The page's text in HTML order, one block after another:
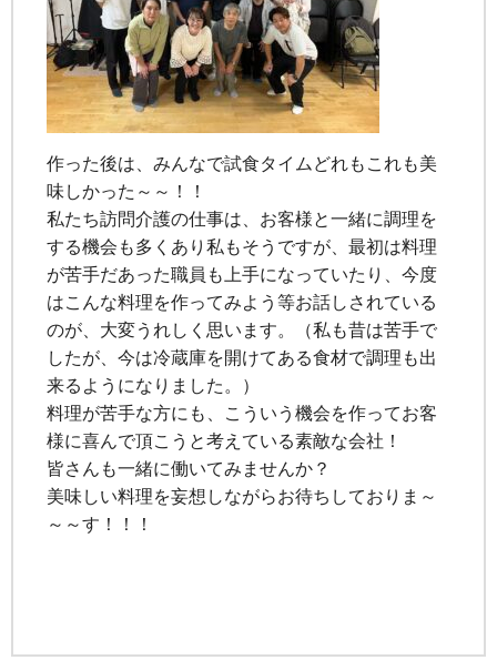
作った後は、みんなで試食タイムどれもこれも美
味しかった～～！！
私たち訪問介護の仕事は、お客様と一緒に調理を
する機会も多くあり私もそうですが、最初は料理
が苦手だあった職員も上手になっていたり、今度
はこんな料理を作ってみよう等お話しされている
のが、大変うれしく思います。（私も昔は苦手で
したが、今は冷蔵庫を開けてある食材で調理も出
来るようになりました。）
料理が苦手な方にも、こういう機会を作ってお客
様に喜んで頂こうと考えている素敵な会社！
皆さんも一緒に働いてみませんか？
美味しい料理を妄想しながらお待ちしておりま～
～～す！！！